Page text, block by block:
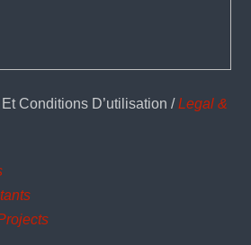
Conditions D’utilisation / Legal &